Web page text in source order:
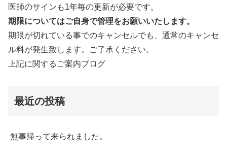
医師のサインも1年毎の更新が必要です。
期限についてはご自身で管理をお願いいたします。
期限が切れている事でのキャンセルでも、通常のキャンセ
ル料が発生致します。ご了承ください。
上記に関するご案内ブログ
最近の投稿
無事帰って来られました。